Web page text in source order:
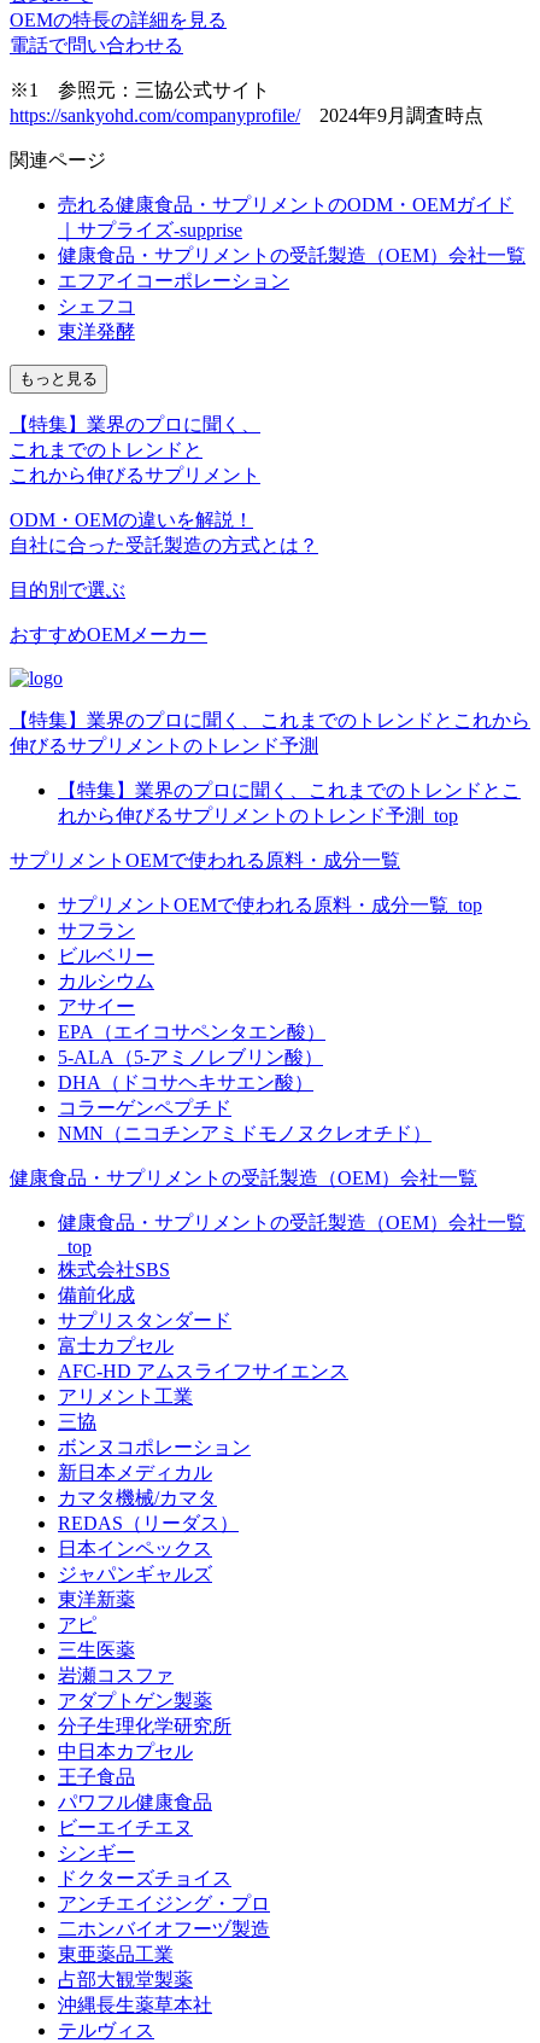
OEMの特長の詳細を見る
電話で問い合わせる
※1 参照元：三協公式サイト
https://sankyohd.com/companyprofile/2024年9月調査時点
関連ページ
売れる健康食品・サプリメントのODM・OEMガイド
｜サプライズ-supprise
健康食品・サプリメントの受託製造（OEM）会社一覧
エフアイコーポレーション
シェフコ
東洋発酵
もっと見る
【特集】業界のプロに聞く、
これまでのトレンドと
これから伸びるサプリメント
ODM ・ OEMの違いを解説！
自社に合った受託製造の方式とは？
目的別で選ぶ
おすすめOEM メーカー
【特集】業界のプロに聞く、これまでのトレンドとこれから
伸びるサプリメントのトレンド予測
【特集】業界のプロに聞く、これまでのトレンドとこ
れから伸びるサプリメントのトレンド予測_top
サプリメントOEMで使われる原料・成分一覧
サプリメントOEMで使われる原料・成分一覧_top
サフラン
ビルベリー
カルシウム
アサイー
EPA（エイコサペンタエン酸）
5-ALA（5-アミノレブリン酸）
DHA（ドコサヘキサエン酸）
コラーゲンペプチド
NMN（ニコチンアミドモノヌクレオチド）
健康食品・サプリメントの受託製造（OEM）会社一覧
健康食品・サプリメントの受託製造（OEM）会社一覧
_top
株式会社SBS
備前化成
サプリスタンダード
富士カプセル
AFC-HD アムスライフサイエンス
アリメント工業
三協
ボンヌコポレーション
新日本メディカル
カマタ機械/カマタ
REDAS（リーダス）
日本インペックス
ジャパンギャルズ
東洋新薬
アピ
三生医薬
岩瀬コスファ
アダプトゲン製薬
分子生理化学研究所
中日本カプセル
王子食品
パワフル健康食品
ビーエイチエヌ
シンギー
ドクターズチョイス
アンチエイジング・プロ
二ホンバイオフーヅ製造
東亜薬品工業
占部大観堂製薬
沖縄長生薬草本社
テルヴィス